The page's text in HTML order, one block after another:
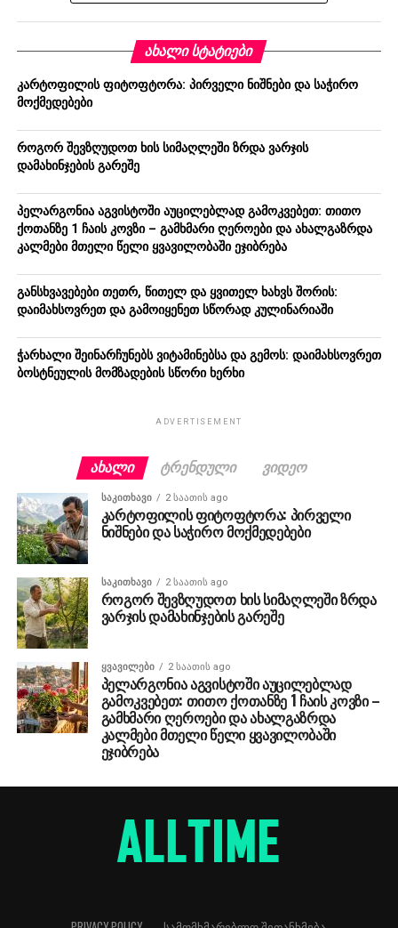
ᲐᲮᲐᲚᲘ ᲡᲢᲐᲢᲘᲔᲑᲘ
კარტოფილის ფიტოფტორა: პირველი ნიშნები და საჭირო
მოქმედებები
როგორ შევზღუდოთ ხის სიმაღლეში ზრდა ვარჯის
დამახინჯების გარეშე
პელარგონია აგვისტოში აუცილებლად გამოკვებეთ: თითო
ქოთანზე 1 ჩაის კოვზი – გამხმარი ღეროები და ახალგაზრდა
კალმები მთელი წელი ყვავილობაში ეჯიბრება
განსხვავებები თეთრ, წითელ და ყვითელ ხახვს შორის:
დაიმახსოვრეთ და გამოიყენეთ სწორად კულინარიაში
ჭარხალი შეინარჩუნებს ვიტამინებსა და გემოს: დაიმახსოვრეთ
ბოსტნეულის მომზადების სწორი ხერხი
ADVERTISEMENT
ᲐᲮᲐᲚᲘ ᲢᲠᲔᲜᲓᲣᲚᲘ ᲕᲘᲓᲔᲝ
ᲡᲐᲙᲘᲗᲮᲐᲕᲘ 2 საათის ago
კარტოფილის ფიტოფტორა: პირველი
ნიშნები და საჭირო მოქმედებები
ᲡᲐᲙᲘᲗᲮᲐᲕᲘ 2 საათის ago
როგორ შევზღუდოთ ხის სიმაღლეში ზრდა
ვარჯის დამახინჯების გარეშე
ᲧᲕᲐᲕᲘᲚᲔᲑᲘ 2 საათის ago
პელარგონია აგვისტოში აუცილებლად
გამოკვებეთ: თითო ქოთანზე 1 ჩაის კოვზი –
გამხმარი ღეროები და ახალგაზრდა
კალმები მთელი წელი ყვავილობაში
ეჯიბრება